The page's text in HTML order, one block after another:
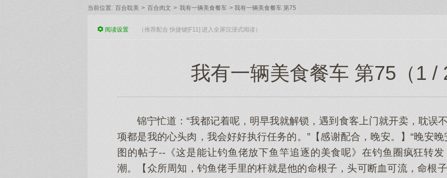
当前位置: 百合耽美 > 百合肉文 > 我有一辆美食餐车 > 我有一辆美食餐车 第75
阅读设置 （推荐配合 快捷键[F11] 进入全屏沉浸式阅读）
我有一辆美食餐车 第75（1 /
锦宁忙道：“我都记着呢，明早我就解锁，遇到食客上门就开卖，耽误
项都是我的心头肉，我会好好执行任务的。”【感谢配合，晚安。】“晚安
图的帖子--《这是能让钓鱼佬放下鱼竿追逐的美食呢》在钓鱼圈疯狂转
潮。【众所周知，钓鱼佬手里的杆就是他的命根子，头可断血可流，命根